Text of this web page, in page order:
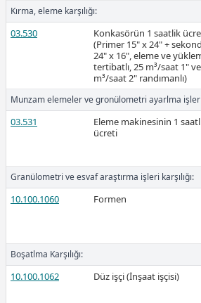
2026-Şubat
Ücretli
Ücretli
2026-Ocak
Kırma, eleme karşılığı:
03.530
Konkasörün 1 saatlik
(Primer 15" x 24" +
24" x 16", eleme ve
tertibatlı, 25 m³/saat 1"
m³/saat 2" randımanlı)
Munzam elemeler ve gronülometri ayarlma işleri
03.531
Eleme makinesinin 1
ücreti
Granülometri ve esvaf araştırma işleri karşılığı:
10.100.1060 Formen
Boşatlma Karşılığı:
10.100.1062 Düz işçi (İnşaat işçisi)